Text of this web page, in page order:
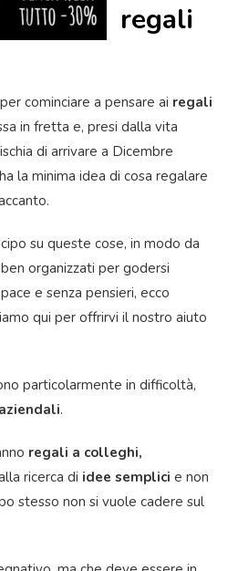
regali
cominciare a pensare ai regali
in fretta e, presi dalla vita
di arrivare a Dicembre
la minima idea di cosa regalare
su queste cose, in modo da
organizzati per godersi
e senza pensieri, ecco
qui per offrirvi il nostro aiuto
particolarmente in difficoltà,
.
regali a colleghi,
ricerca di idee semplici e non
stesso non si vuole cadere sul